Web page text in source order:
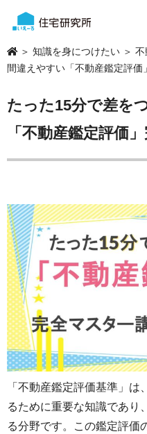
＞ 知識を身につけたい ＞ 不
間違えやすい「不動産鑑定評価
たった15分で差を
「不動産鑑定評価
「不動産鑑定評価基準」
るために重要な知識であり
る分野です。この鑑定評価